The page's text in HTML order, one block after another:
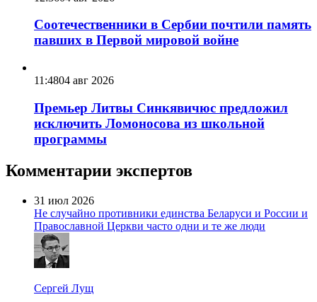
Соотечественники в Сербии почтили память
павших в Первой мировой войне
11:4804 авг 2026
Премьер Литвы Синкявичюс предложил
исключить Ломоносова из школьной
программы
Комментарии экспертов
31 июл 2026
Не случайно противники единства Беларуси и России и
Православной Церкви часто одни и те же люди
Сергей Лущ